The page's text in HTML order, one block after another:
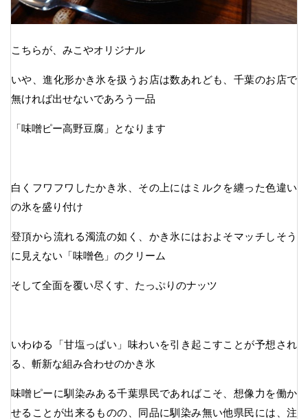
こちらが、みこやオリジナル
いや、進化形かき氷を扱うお店は数あれども、千葉のお店で
無ければ出せないであろう一品
「味噌ピー高野豆腐」となります
白くフワフワしたかき氷、その上にはミルクを纏った色違い
の氷を盛り付け
登頂から流れる濁流の如く、かき氷にはおよそマッチしそう
に見えない「味噌色」のクリーム
そして全面を覆い尽くす、たっぷりのナッツ
いわゆる「甘塩っぱい」味わいを引き起こすことが予想され
る、斬新な組み合わせのかき氷
味噌ピーに馴染みある千葉県民であればこそ、想像力を働か
せることが出来るものの、同品に馴染み無い他県民には、注